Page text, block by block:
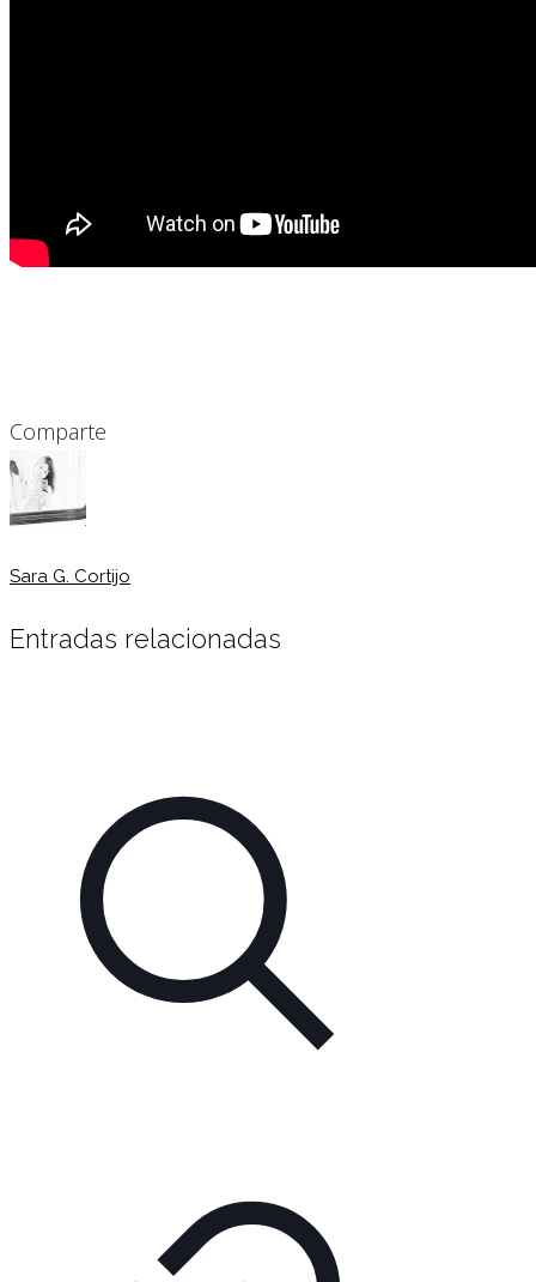
Comparte
Sara G. Cortijo
Entradas relacionadas